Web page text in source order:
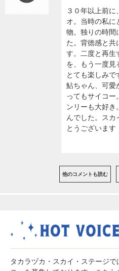
３０年以上前
オ。当時の私に
物。独りの時間
た。背徳感と共
す。二度と再生
を、もう一度見
とても楽しみで
鮎ちゃん、可愛
ってもサイコー
ンリーも大好き
んでした。スカ
とうございます
他のコメントも読む
タカラヅカ・スカイ・ステージ